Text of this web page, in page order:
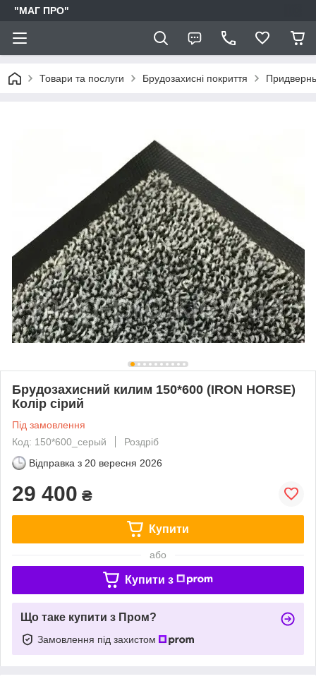
"МАГ ПРО"
Товари та послуги Брудозахисні покриття
Брудозахисний килим 150*600 (IRON HORSE)
Колір сірий
Під замовлення
Код: 150*600_серый
Роздріб
Відправка з 20 вересня 2026
29 400 ₴
Купити
або
Купити з
Що таке купити з Пром?
Замовлення під захистом